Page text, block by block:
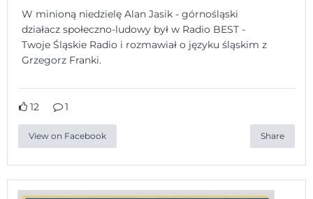
W minioną niedzielę Alan Jasik - górnośląski
działacz społeczno-ludowy był w Radio BEST -
Twoje Śląskie Radio i rozmawiał o języku śląskim z
Grzegorz Franki.
12 1
View on Facebook Share